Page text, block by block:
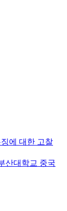
에 대한 고찰
산대학교 중국